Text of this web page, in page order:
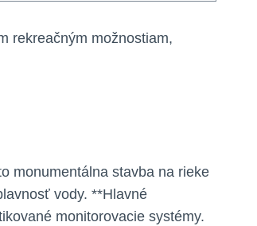
rekreačným možnostiam,
monumentálna stavba na rieke
vody. **Hlavné
monitorovacie systémy.